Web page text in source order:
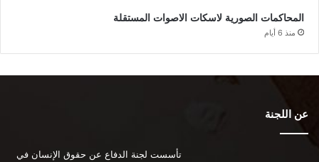
المحاكمات الصورية لاسكات الاصوات المستقلة
منذ 6 أيام
عن اللجنة
تأسست لجنة الدفاع عن حقوق الإنسان في